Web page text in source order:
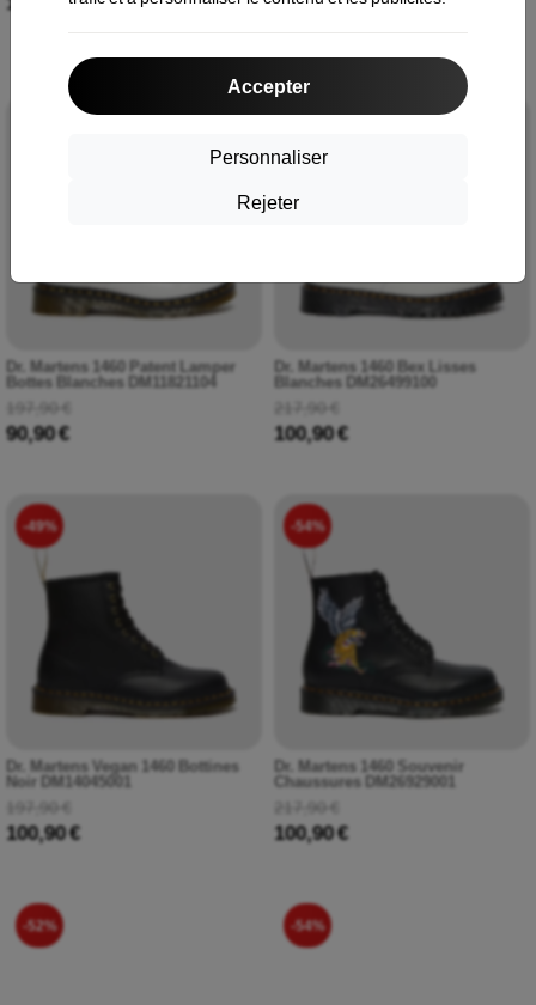
Accepter
Personnaliser
Rejeter
168,90 €
Dr. Martens 1460 Patent Lamper
Bottes Blanches DM11821104
197,90 €
90,90 €
Dr. Martens 1460 Bex Lisses
Blanches DM26499100
217,90 €
100,90 €
-49%
Dr. Martens Vegan 1460 Bottines
Noir DM14045001
197,90 €
100,90 €
-54%
Dr. Martens 1460 Souvenir
Chaussures DM26929001
217,90 €
100,90 €
-52% -54%